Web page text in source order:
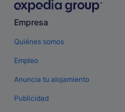
Empresa
Quiénes somos
Empleo
Anuncia tu alojamiento
Publicidad